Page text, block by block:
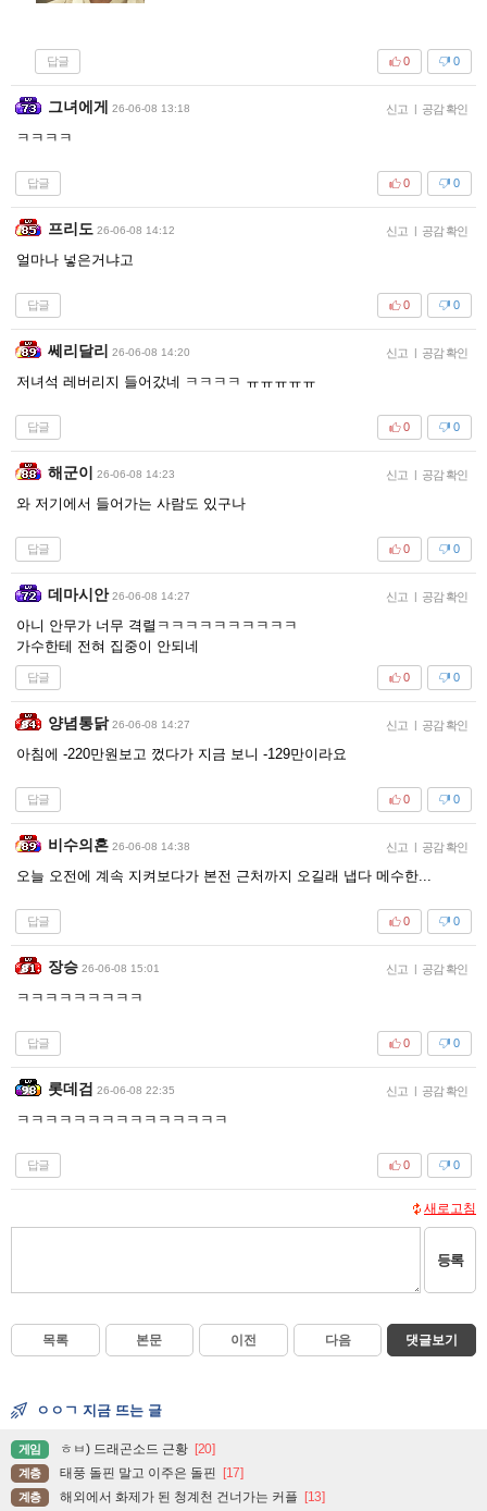
답글 0
0
그녀에게 26-06-08 13:18 신고 | 공감 확인
ㅋㅋㅋㅋ
답글 0
0
프리도 26-06-08 14:12 신고 | 공감 확인
얼마나 넣은거냐고
답글 0
0
쎄리달리 26-06-08 14:20 신고 | 공감 확인
저녀석 레버리지 들어갔네 ㅋㅋㅋㅋ ㅠㅠㅠㅠㅠ
답글 0
0
해군이 26-06-08 14:23 신고 | 공감 확인
와 저기에서 들어가는 사람도 있구나
답글 0
0
데마시안 26-06-08 14:27 신고 | 공감 확인
아니 안무가 너무 격렬ㅋㅋㅋㅋㅋㅋㅋㅋㅋㅋ
가수한테 전혀 집중이 안되네
답글 0
0
양념통닭 26-06-08 14:27 신고 | 공감 확인
아침에 -220만원보고 껐다가 지금 보니 -129만이라요
답글 0
0
비수의혼 26-06-08 14:38 신고 | 공감 확인
오늘 오전에 계속 지켜보다가 본전 근처까지 오길래 냅다 메수한...
답글 0
0
장승 26-06-08 15:01 신고 | 공감 확인
ㅋㅋㅋㅋㅋㅋㅋㅋㅋ
답글 0
0
롯데검 26-06-08 22:35 신고 | 공감 확인
ㅋㅋㅋㅋㅋㅋㅋㅋㅋㅋㅋㅋㅋㅋㅋ
답글 0
0
새로고침
등록
목록 본문 이전 다음 댓글보기
ㅇㅇㄱ 지금 뜨는 글
게임 ㅎㅂ) 드래곤소드 근황 [20]
계층 태풍 돌핀 말고 이주은 돌핀 [17]
계층 해외에서 화제가 된 청계천 건너가는 커플 [13]